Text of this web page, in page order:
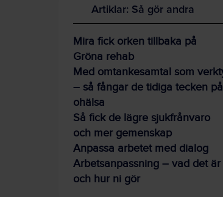
Artiklar: Så gör andra
Mira fick orken tillbaka på
Gröna rehab
Med omtankesamtal som
– så fångar de tidiga tecken på
ohälsa
Så fick de lägre sjukfrånvaro
och mer gemenskap
Anpassa arbetet med dialog
Arbetsanpassning – vad det är
och hur ni gör